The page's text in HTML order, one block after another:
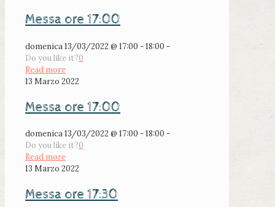
Messa ore 17:00
domenica 13/03/2022 @ 17:00 - 18:00 -
Do you like it?0
Read more
13 Marzo 2022
Messa ore 17:00
domenica 13/03/2022 @ 17:00 - 18:00 -
Do you like it?0
Read more
13 Marzo 2022
Messa ore 17:30